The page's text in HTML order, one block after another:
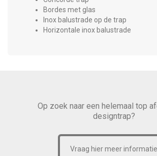
Bordes met glas
Inox balustrade op de trap
Horizontale inox balustrade
Op zoek naar een helemaal top
designtrap?
Vraag hier meer informatie